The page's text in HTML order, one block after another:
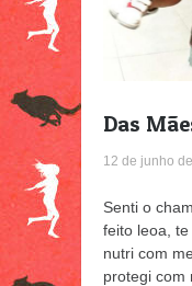
Das
12 de junho
Senti o
feito leoa,
nutri com
protegi com